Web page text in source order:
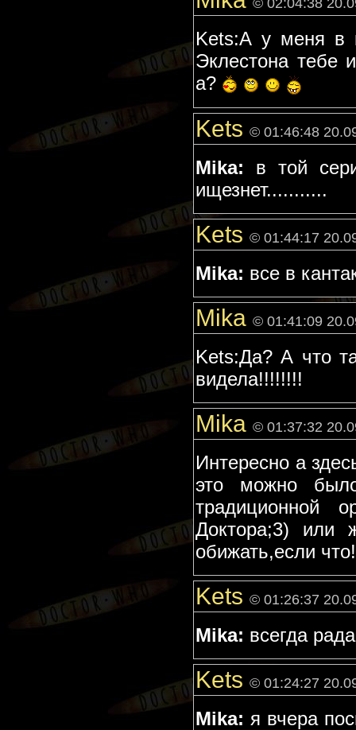
Kets:А у меня в
Эклестона тебе
а?
Kets © 01:46:48
Mika: в той
ищезнет...........
Kets © 01:44:17
Mika: все в
Mika © 01:41:09
Kets:Да? А что
видела!!!!!!!!
Mika © 01:37:32
Интересно а
это можно
традиционной
Доктора;3) или
обижать,если
Kets © 01:26:37
Mika: всегда
Kets © 01:24:27
Mika: я вчера